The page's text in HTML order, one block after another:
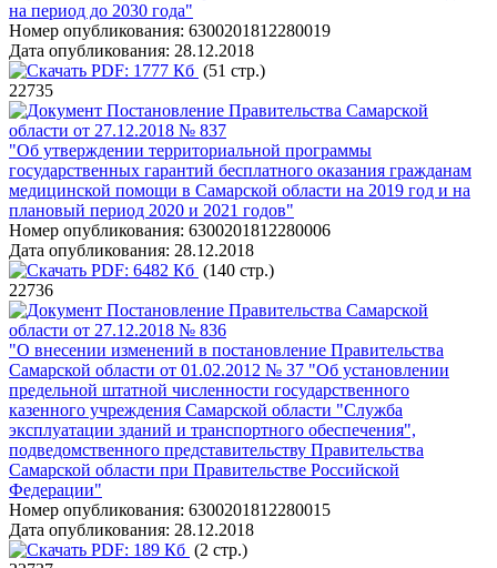
на период до 2030 года"
Номер опубликования: 6300201812280019
Дата опубликования: 28.12.2018
PDF: 1777 Кб (51 стр.)
22735
Постановление Правительства Самарской
области от 27.12.2018 № 837
"Об утверждении территориальной программы
государственных гарантий бесплатного оказания гражданам
медицинской помощи в Самарской области на 2019 год и на
плановый период 2020 и 2021 годов"
Номер опубликования: 6300201812280006
Дата опубликования: 28.12.2018
PDF: 6482 Кб (140 стр.)
22736
Постановление Правительства Самарской
области от 27.12.2018 № 836
"О внесении изменений в постановление Правительства
Самарской области от 01.02.2012 № 37 "Об установлении
предельной штатной численности государственного
казенного учреждения Самарской области "Служба
эксплуатации зданий и транспортного обеспечения",
подведомственного представительству Правительства
Самарской области при Правительстве Российской
Федерации"
Номер опубликования: 6300201812280015
Дата опубликования: 28.12.2018
PDF: 189 Кб (2 стр.)